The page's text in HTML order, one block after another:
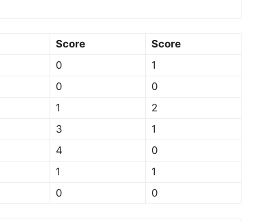
Score
Score
0
1
0
0
1
2
3
1
4
0
1
1
0 0